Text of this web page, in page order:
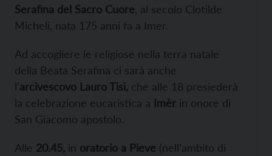
Serafina del Sacro Cuore , al secolo Clotilde
Micheli, nata 175 anni fa a Imer.
Ad accogliere le religiose nella terra natale
della Beata Serafina ci sarà anche
l’arcivescovo Lauro Tisi, che alle 18 presiederà
la celebrazione eucaristica a Imèr in onore di
San Giacomo apostolo.
Alle 20.45, in oratorio a Pieve (nell’ambito di